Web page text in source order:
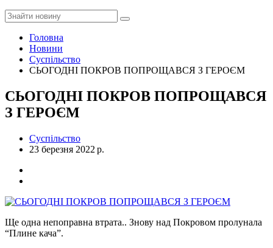
Головна
Новини
Суспільство
СЬОГОДНІ ПОКРОВ ПОПРОЩАВСЯ З ГЕРОЄМ
СЬОГОДНІ ПОКРОВ ПОПРОЩАВСЯ
З ГЕРОЄМ
Суспільство
23 березня 2022 р.
Ще одна непоправна втрата.. Знову над Покровом пролунала
“Плине кача”.